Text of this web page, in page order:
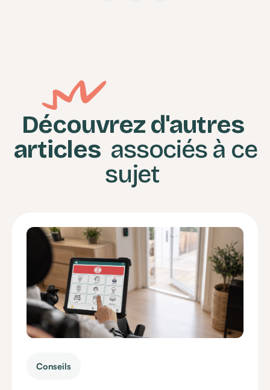
Découvrez d'autres
articles associés à ce
sujet
Conseils